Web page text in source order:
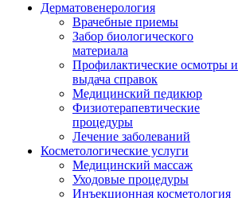
Дерматовенерология
Врачебные приемы
Забор биологического
материала
Профилактические осмотры и
выдача справок
Медицинский педикюр
Физиотерапевтические
процедуры
Лечение заболеваний
Косметологические услуги
Медицинский массаж
Уходовые процедуры
Инъекционная косметология